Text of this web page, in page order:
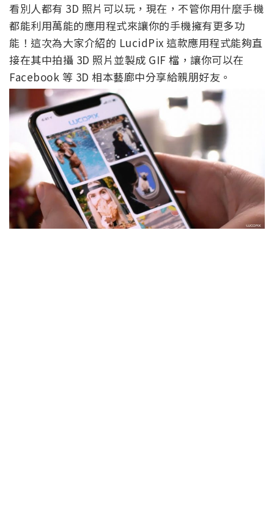
看別人都有 3D 照片可以玩，現在，不管你用什麼手機
都能利用萬能的應用程式來讓你的手機擁有更多功
能！這次為大家介紹的 LucidPix 這款應用程式能夠直
接在其中拍攝 3D 照片並製成 GIF 檔，讓你可以在
Facebook 等 3D 相本藝廊中分享給親朋好友。